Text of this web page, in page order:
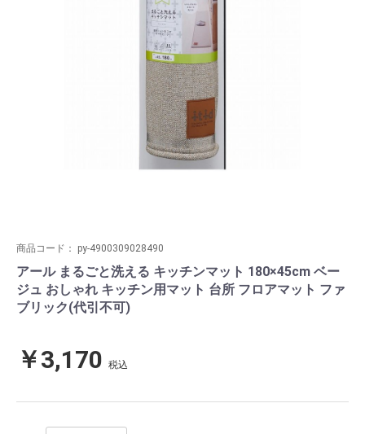
商品コード： py-4900309028490
アール まるごと洗える キッチンマット 180×45cm ベー
ジュ おしゃれ キッチン用マット 台所 フロアマット ファ
ブリック(代引不可)
￥3,170 税込